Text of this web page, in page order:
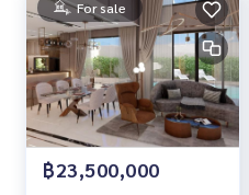
For sale
฿23,500,000